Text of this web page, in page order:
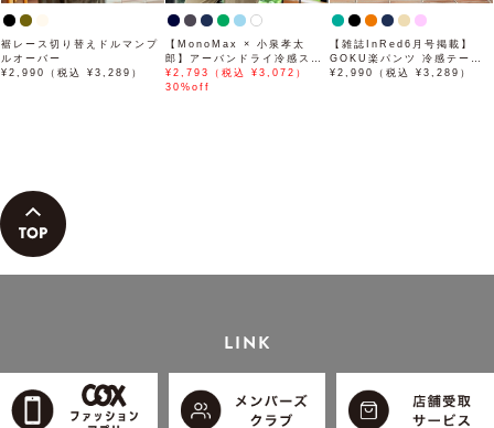
裾レース切り替えドルマンプ
ルオーバー
¥2,990（税込 ¥3,289）
【MonoMax × 小泉孝太
郎】アーバンドライ冷感スイ
スボタンダウンポロシャツ
「小泉孝太郎さん着用モデ
¥2,793（税込 ¥3,072）
30%off
【雑誌InRed6月号掲載】
GOKU楽パンツ 冷感テーパ
ード【接触冷感】
¥2,990（税込 ¥3,289）
LINK